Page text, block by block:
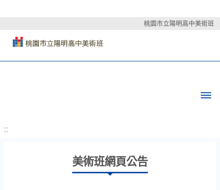
桃園市立陽明高中美術班
:::
美術班網頁公告